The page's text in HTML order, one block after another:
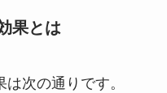
果とは
次の通りです。